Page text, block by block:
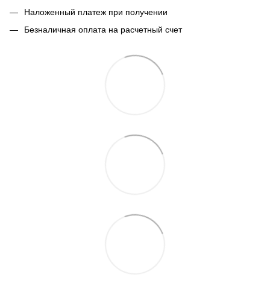
Наложенный платеж при получении
Безналичная оплата на расчетный счет